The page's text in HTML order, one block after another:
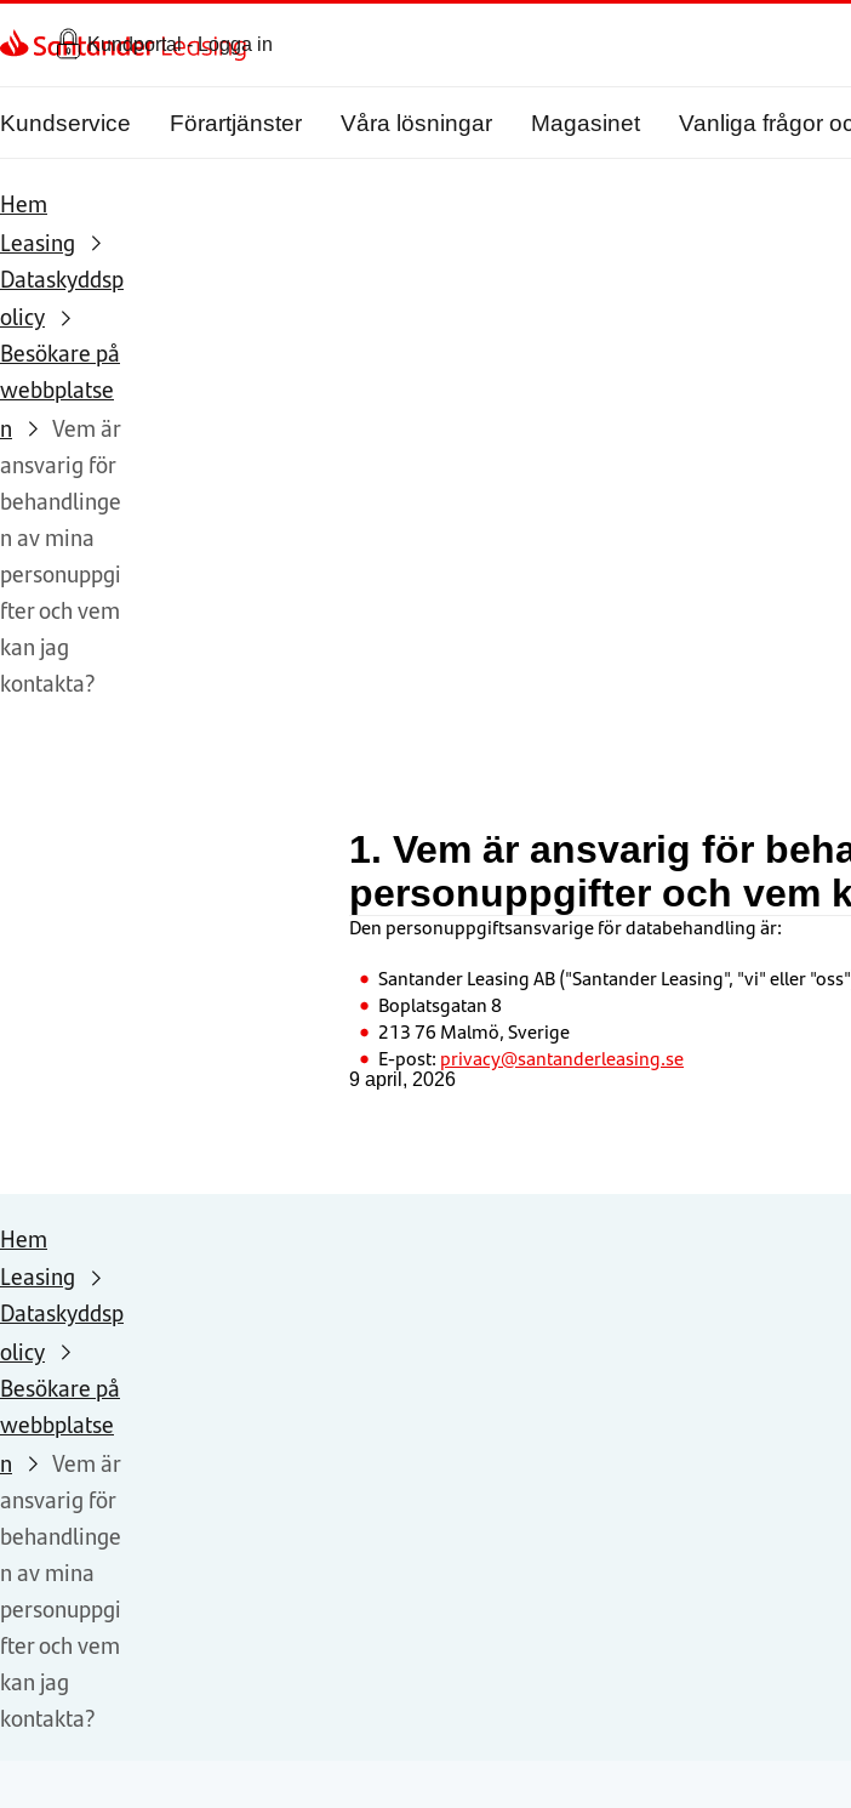
Kundportal - Logga in
Kundservice Förartjänster Våra lösningar Magasinet Vanliga frågor
Hem
Leasing
Dataskyddsp
olicy
Besökare på
webbplatse
n
Vem är
ansvarig för
behandlinge
n av mina
personuppgi
fter och vem
kan jag
kontakta?
1. Vem är ansvarig för
personuppgifter och vem
Den personuppgiftsansvarige för databehandling är:
Santander Leasing AB ("Santander Leasing", "vi" eller
Boplatsgatan 8
213 76 Malmö, Sverige
E-post: privacy@santanderleasing.se
9 april, 2026
Hem
Leasing
Dataskyddsp
olicy
Besökare på
webbplatse
n
Vem är
ansvarig för
behandlinge
n av mina
personuppgi
fter och vem
kan jag
kontakta?